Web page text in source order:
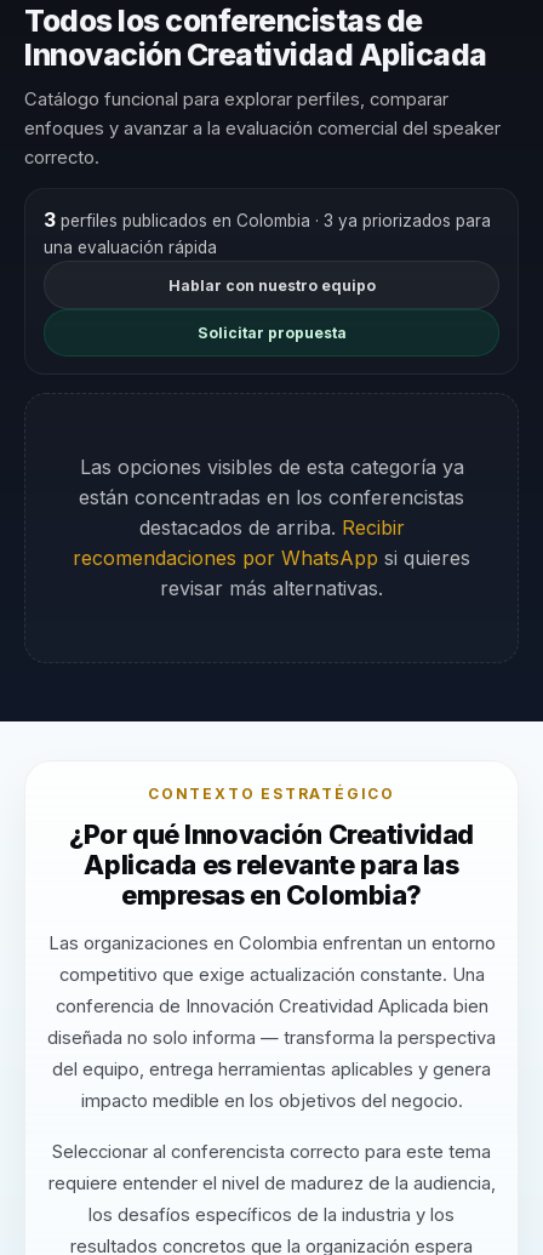
Todos los conferencistas de
Innovación Creatividad Aplicada
Catálogo funcional para explorar perfiles, comparar
enfoques y avanzar a la evaluación comercial del speaker
correcto.
3perfiles publicados en Colombia · 3 ya priorizados para
una evaluación rápida
Hablar con nuestro equipo
Solicitar propuesta
Las opciones visibles de esta categoría ya
están concentradas en los conferencistas
destacados de arriba. Recibir
recomendaciones por WhatsApp si quieres
revisar más alternativas.
CONTEXTO ESTRATÉGICO
¿Por qué Innovación Creatividad
Aplicada es relevante para las
empresas en Colombia?
Las organizaciones en Colombia enfrentan un entorno
competitivo que exige actualización constante. Una
conferencia de Innovación Creatividad Aplicada bien
diseñada no solo informa — transforma la perspectiva
del equipo, entrega herramientas aplicables y genera
impacto medible en los objetivos del negocio.
Seleccionar al conferencista correcto para este tema
requiere entender el nivel de madurez de la audiencia,
los desafíos específicos de la industria y los
resultados concretos que la organización espera